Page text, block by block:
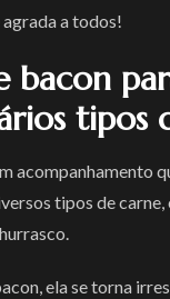
a todos!
bacon
tipos
acompanhamento
tipos de carne,
ela se torna